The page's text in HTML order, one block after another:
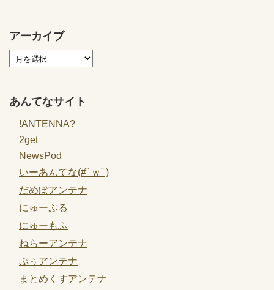
アーカイブ
あんてなサイト
!ANTENNA?
2get
NewsPod
いーあんてな(#ﾟｗﾟ)
だめぽアンテナ
にゅーぷる
にゅーもふ
ねらーアンテナ
ぷぅアンテナ
まとめくすアンテナ